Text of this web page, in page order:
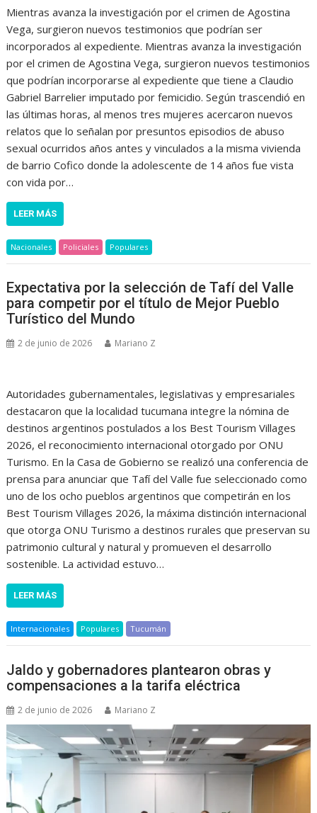
Mientras avanza la investigación por el crimen de Agostina
Vega, surgieron nuevos testimonios que podrían ser
incorporados al expediente. Mientras avanza la investigación
por el crimen de Agostina Vega, surgieron nuevos testimonios
que podrían incorporarse al expediente que tiene a Claudio
Gabriel Barrelier imputado por femicidio. Según trascendió en
las últimas horas, al menos tres mujeres acercaron nuevos
relatos que lo señalan por presuntos episodios de abuso
sexual ocurridos años antes y vinculados a la misma vivienda
de barrio Cofico donde la adolescente de 14 años fue vista
con vida por…
LEER MÁS
Nacionales Policiales Populares
Expectativa por la selección de Tafí del Valle
para competir por el título de Mejor Pueblo
Turístico del Mundo
2 de junio de 2026 Mariano Z
Autoridades gubernamentales, legislativas y empresariales
destacaron que la localidad tucumana integre la nómina de
destinos argentinos postulados a los Best Tourism Villages
2026, el reconocimiento internacional otorgado por ONU
Turismo. En la Casa de Gobierno se realizó una conferencia de
prensa para anunciar que Tafí del Valle fue seleccionado como
uno de los ocho pueblos argentinos que competirán en los
Best Tourism Villages 2026, la máxima distinción internacional
que otorga ONU Turismo a destinos rurales que preservan su
patrimonio cultural y natural y promueven el desarrollo
sostenible. La actividad estuvo…
LEER MÁS
Internacionales Populares Tucumán
Jaldo y gobernadores plantearon obras y
compensaciones a la tarifa eléctrica
2 de junio de 2026 Mariano Z